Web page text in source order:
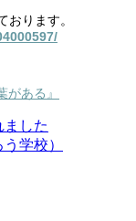
おります。
がある』
ました
学校）